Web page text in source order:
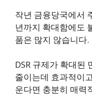
작년 금융당국에서
년까지 확대함에도
품은 많지 않습니다.
DSR 규제가 확대된
줄이는데 효과적이
운다면 충분히 매력